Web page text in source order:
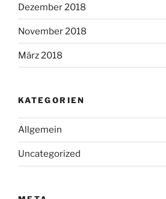
Dezember 2018
November 2018
März 2018
KATEGORIEN
Allgemein
Uncategorized